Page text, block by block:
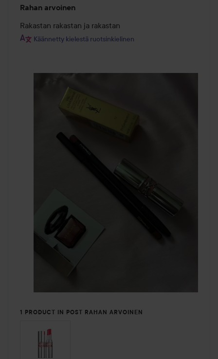
5
/
5
Rahan arvoinen
Rakastan rakastan ja rakastan
Käännetty kielestä ruotsinkielinen
1 PRODUCT IN POST RAHAN ARVOINEN